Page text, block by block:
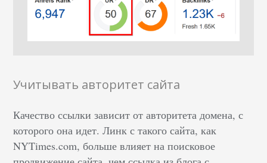
Учитывать авторитет сайта
Качество ссылки зависит от авторитета домена, с
которого она идет. Линк с такого сайта, как
NYTimes.com, больше влияет на поисковое